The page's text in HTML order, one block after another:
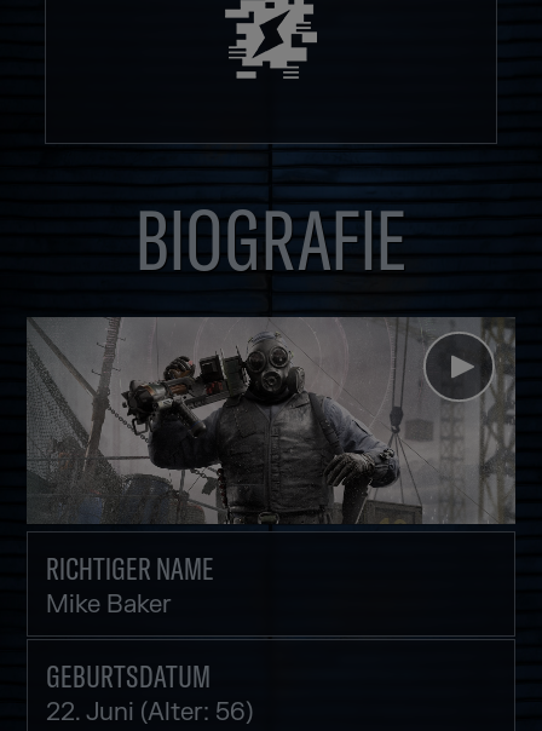
BIOGRAFIE
RICHTIGER NAME
Mike Baker
GEBURTSDATUM
22. Juni (Alter: 56)